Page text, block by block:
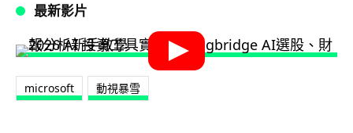
最新影片
microsoft 動視暴雪